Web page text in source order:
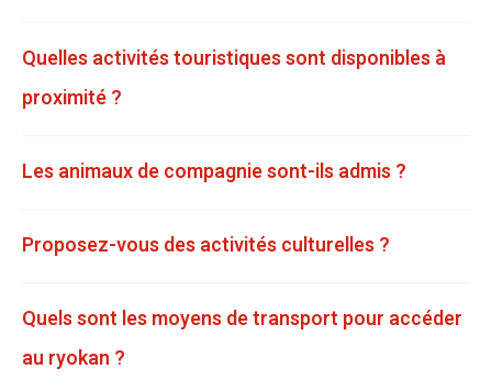
Quelles activités touristiques sont disponibles à
proximité ?
Les animaux de compagnie sont-ils admis ?
Proposez-vous des activités culturelles ?
Quels sont les moyens de transport pour accéder
au ryokan ?